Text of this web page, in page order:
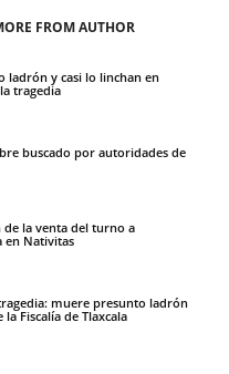
FROM AUTHOR
ladrón y casi lo linchan en
tragedia
buscado por autoridades de
la venta del turno a
en Nativitas
muere presunto ladrón
Fiscalía de Tlaxcala